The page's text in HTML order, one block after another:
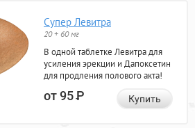
Супер Левитра
20 + 60 мг
В одной таблетке Левитра для
усиления эрекции и Дапоксетин
для продления полового акта!
от 95Р Купить